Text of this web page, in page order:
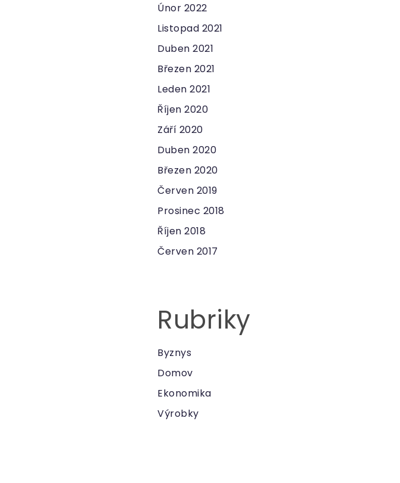
Únor 2022
Listopad 2021
Duben 2021
Březen 2021
Leden 2021
Říjen 2020
Září 2020
Duben 2020
Březen 2020
Červen 2019
Prosinec 2018
Říjen 2018
Červen 2017
Rubriky
Byznys
Domov
Ekonomika
Výrobky